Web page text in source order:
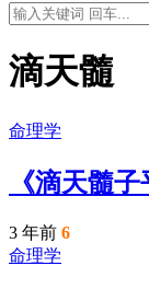
滴天髓
命理学
《滴天髓
3 年前 6
命理学